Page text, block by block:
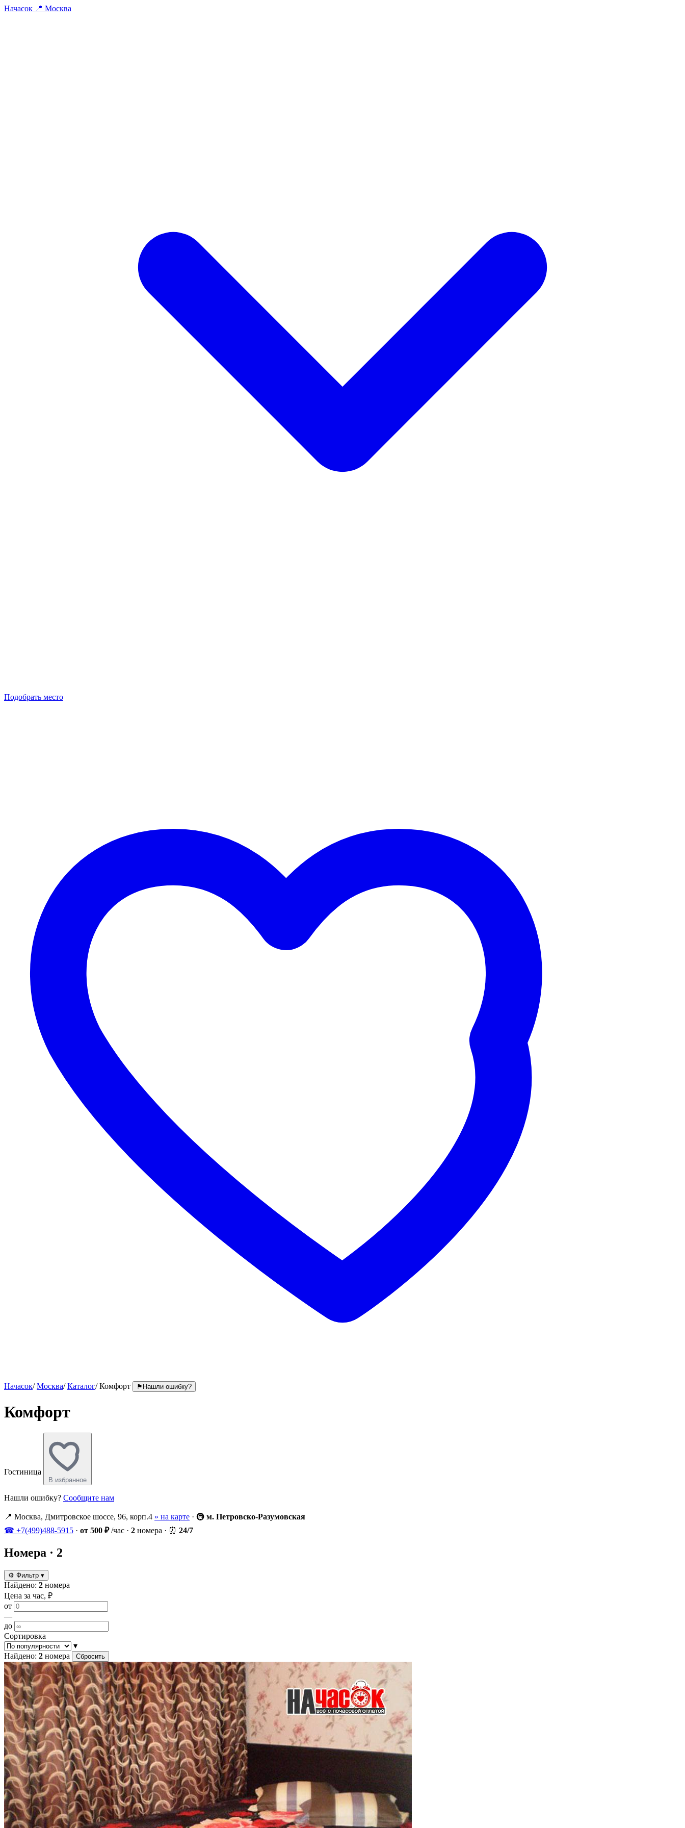
Начасок 📍 Москва
Подобрать место
Начасок/ Москва/ Каталог/ Комфорт ⚑ Нашли ошибку?
Комфорт
Гостиница
В избранное
Нашли ошибку? Сообщите нам
📍 Москва, Дмитровское шоссе, 96, корп.4 » на карте · 🚇 м. Петровско-Разумовская
☎ +7(499)488-5915 · от 500 ₽/час · 2 номера · ⏰ 24/7
Номера · 2
⚙ Фильтр ▾
Найдено: 2 номера
Цена за час, ₽
от
—
до
Сортировка
▾
Найдено: 2 номера Сбросить